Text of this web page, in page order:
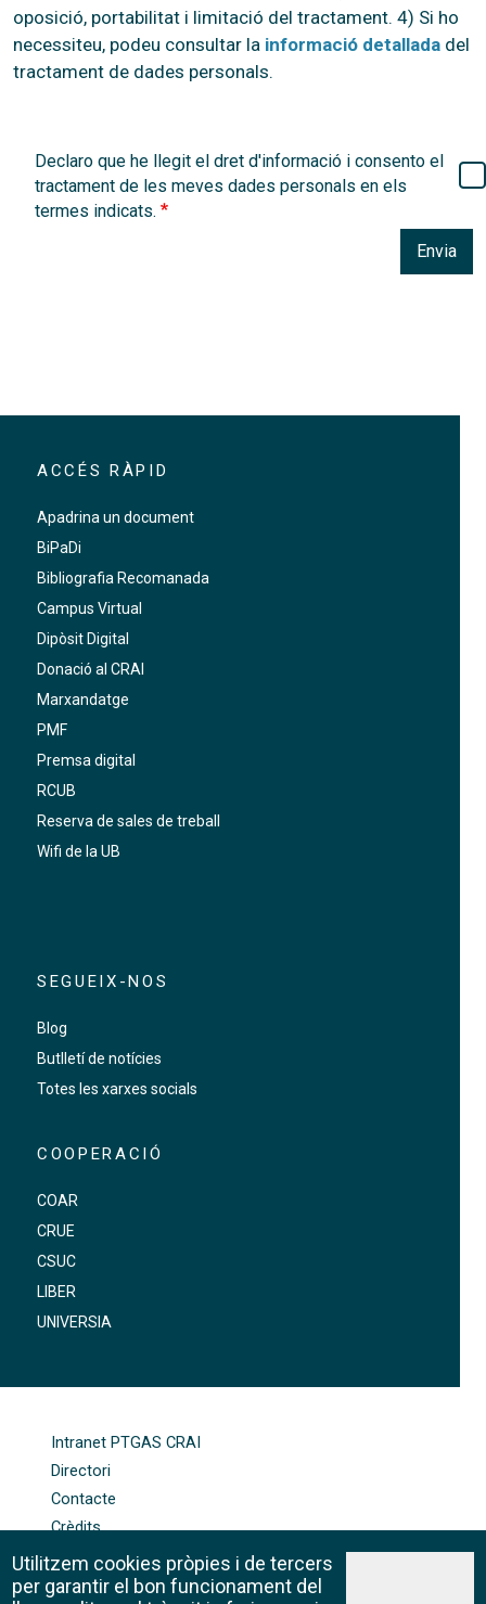
oposició, portabilitat i limitació del tractament. 4) Si ho
necessiteu, podeu consultar la informació detallada del
tractament de dades personals.
Declaro que he llegit el dret d'informació i consento el
tractament de les meves dades personals en els
termes indicats.
Envia
ACCÉS RÀPID
Apadrina un document
BiPaDi
Bibliografia Recomanada
Campus Virtual
Dipòsit Digital
Donació al CRAI
Marxandatge
PMF
Premsa digital
RCUB
Reserva de sales de treball
Wifi de la UB
SEGUEIX-NOS
Blog
Butlletí de notícies
Totes les xarxes socials
COOPERACIÓ
COAR
CRUE
CSUC
LIBER
UNIVERSIA
Intranet PTGAS CRAI
Directori
Contacte
Crèdits
Mapa web
Política de galetes
Utilitzem cookies pròpies i de tercers
per garantir el bon funcionament del